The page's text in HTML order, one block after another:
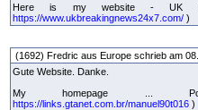
Here is my website - UK
https://www.ukbreakingnews24x7.com/ )
(1692) Fredric aus Europe schrieb am
Gute Website. Danke.
My homepage ...
https://links.gtanet.com.br/manuel90t016 )